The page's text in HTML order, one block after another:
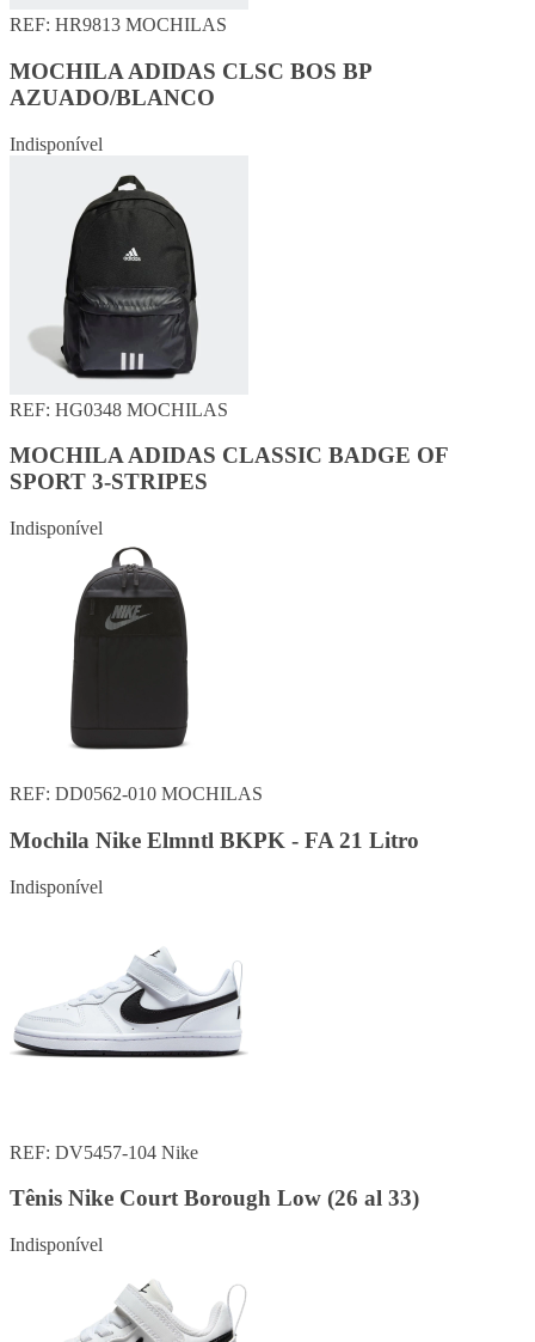
REF: HR9813 MOCHILAS
MOCHILA ADIDAS CLSC BOS BP
AZUADO/BLANCO
Indisponível
REF: HG0348 MOCHILAS
MOCHILA ADIDAS CLASSIC BADGE OF
SPORT 3-STRIPES
Indisponível
REF: DD0562-010 MOCHILAS
Mochila Nike Elmntl BKPK - FA 21 Litro
Indisponível
REF: DV5457-104 Nike
Tênis Nike Court Borough Low (26 al 33)
Indisponível